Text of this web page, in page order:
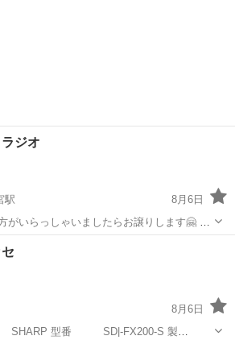
ジオ
駅
8月6日
いらっしゃいましたらお譲りします🤗 動
ンク扱いになります。
8月6日
FX200-S 製